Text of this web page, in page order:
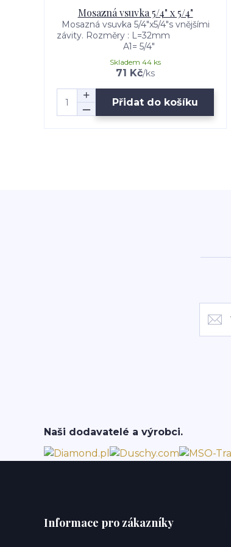
Mosazná vsuvka 5/4" x 5/4"
Mosazná vsuvka 5/4"x5/4"s vnějšími
závity. Rozměry : L=32mm
A1= 5/4"
71 Kč/ks
Skladem 44 ks
Přidat do košíku
Naši dodavatelé a výrobci.
Informace pro zákazníky